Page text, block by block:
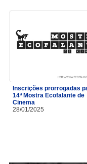
Inscrições prorrogadas
14ª Mostra Ecofalante de
Cinema
28/01/2025